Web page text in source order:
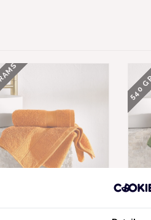
WITTE LIETAER ORANJE
540